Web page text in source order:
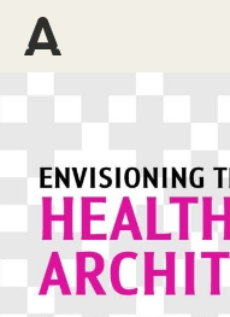
PROGRAMS
PROJECTS
PUBLICATIONS